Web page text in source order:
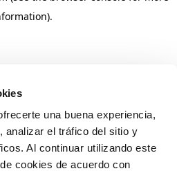
una buena experiencia,
analizar el tráfico del sitio y
Al continuar utilizando este
cookies de acuerdo con
.